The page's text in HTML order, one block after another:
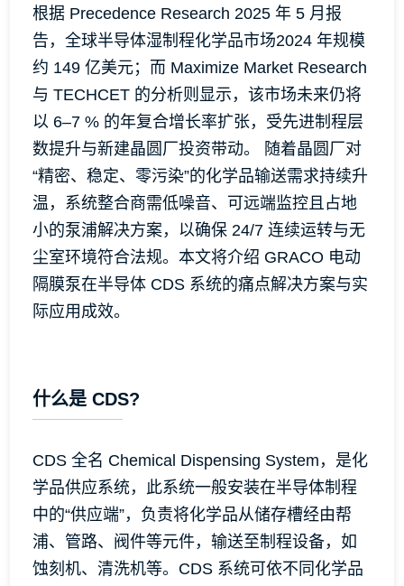
根据 Precedence Research 2025 年 5 月报
告，全球半导体湿制程化学品市场2024 年规模
约 149 亿美元；而 Maximize Market Research
与 TECHCET 的分析则显示，该市场未来仍将
以 6–7 % 的年复合增长率扩张，受先进制程层
数提升与新建晶圆厂投资带动。 随着晶圆厂对
“精密、稳定、零污染”的化学品输送需求持续升
温，系统整合商需低噪音、可远端监控且占地
小的泵浦解决方案，以确保 24/7 连续运转与无
尘室环境符合法规。本文将介绍 GRACO 电动
隔膜泵在半导体 CDS 系统的痛点解决方案与实
际应用成效。
什么是 CDS?
CDS 全名 Chemical Dispensing System，是化
学品供应系统，此系统一般安装在半导体制程
中的“供应端”，负责将化学品从储存槽经由帮
浦、管路、阀件等元件，输送至制程设备，如
蚀刻机、清洗机等。CDS 系统可依不同化学品